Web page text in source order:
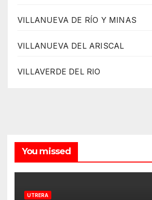
VILLANUEVA DE RÍO Y MINAS
VILLANUEVA DEL ARISCAL
VILLAVERDE DEL RIO
You missed
UTRERA